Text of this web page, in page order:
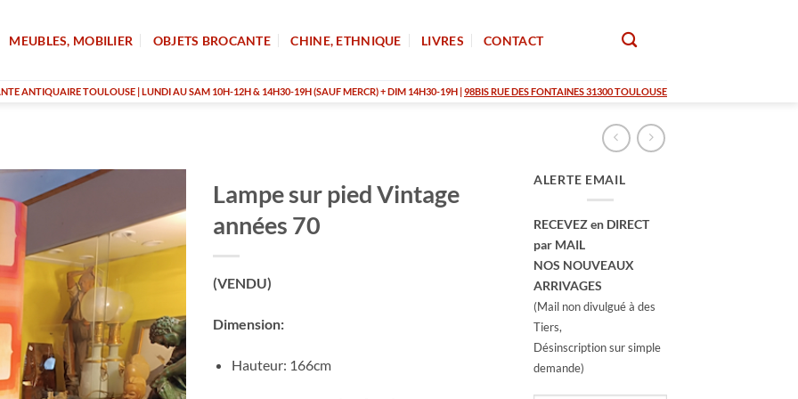
MEUBLES, MOBILIER OBJETS BROCANTE CHINE, ETHNIQUE LIVRES CONTACT
ANTIQUAIRE TOULOUSE | LUNDI AU SAM 10H-12H & 14H30-19H (SAUF MERCR) + DIM 14H30-19H |98BIS RUE DES FONTAINES 31300 TOULOUSE
Lampe sur pied Vintage
années 70
(VENDU)
Dimension:
Hauteur: 166cm
ALERTE EMAIL
RECEVEZ en DIRECT
par MAIL
NOS NOUVEAUX
ARRIVAGES
(Mail non divulgué à des
Tiers,
Désinscription sur simple
demande)